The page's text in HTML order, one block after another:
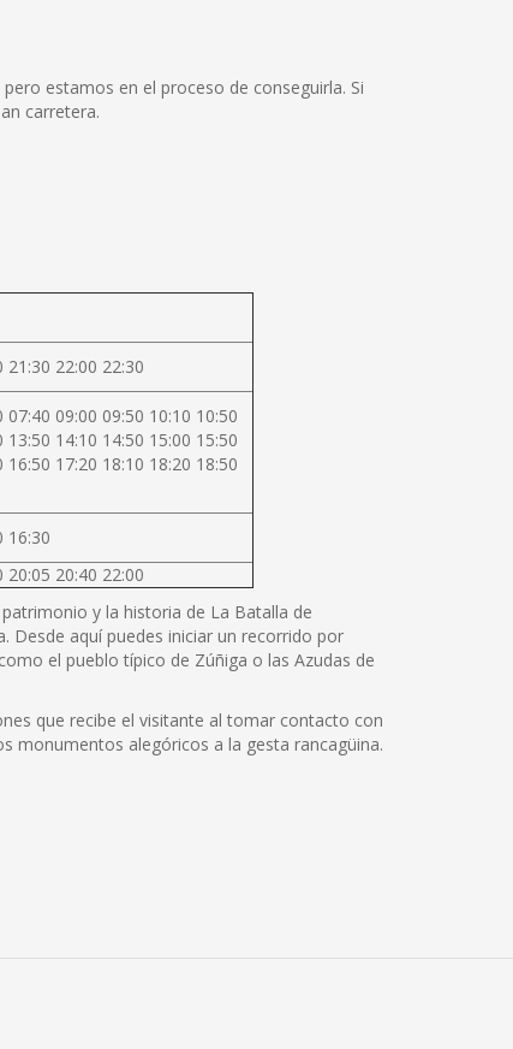
estamos en el proceso de conseguirla. Si
carretera.
21:30 22:00 22:30
07:40 09:00 09:50 10:10 10:50
13:50 14:10 14:50 15:00 15:50
16:50 17:20 18:10 18:20 18:50
16:30
20:05 20:40 22:00
y la historia de La Batalla de
Desde aquí puedes iniciar un recorrido por
el pueblo típico de Zúñiga o las Azudas de
que recibe el visitante al tomar contacto con
monumentos alegóricos a la gesta rancagüina.